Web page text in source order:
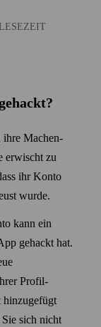
ihre Machen­
erwischt zu
ihr Konto
wurde.
kann ein
gehackt hat.
Profil­
hinzugefügt
sich nicht